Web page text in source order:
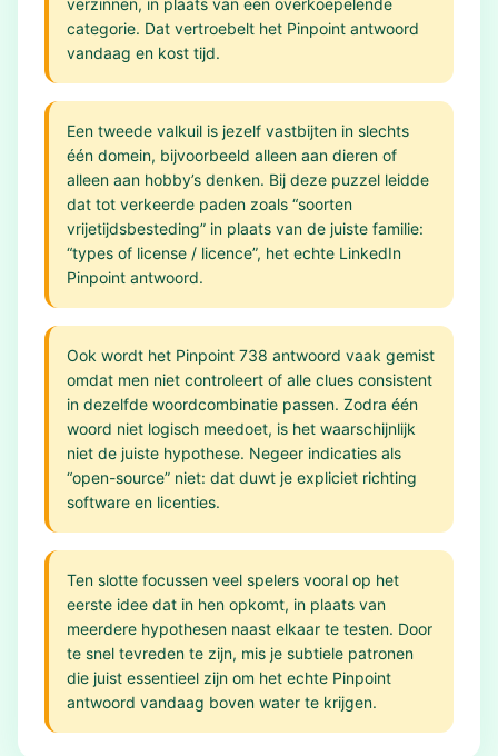
verzinnen, in plaats van een overkoepelende
categorie. Dat vertroebelt het Pinpoint antwoord
vandaag en kost tijd.
Een tweede valkuil is jezelf vastbijten in slechts
één domein, bijvoorbeeld alleen aan dieren of
alleen aan hobby’s denken. Bij deze puzzel leidde
dat tot verkeerde paden zoals “soorten
vrijetijdsbesteding” in plaats van de juiste familie:
“types of license / licence”, het echte LinkedIn
Pinpoint antwoord.
Ook wordt het Pinpoint 738 antwoord vaak gemist
omdat men niet controleert of alle clues consistent
in dezelfde woordcombinatie passen. Zodra één
woord niet logisch meedoet, is het waarschijnlijk
niet de juiste hypothese. Negeer indicaties als
“open-source” niet: dat duwt je expliciet richting
software en licenties.
Ten slotte focussen veel spelers vooral op het
eerste idee dat in hen opkomt, in plaats van
meerdere hypothesen naast elkaar te testen. Door
te snel tevreden te zijn, mis je subtiele patronen
die juist essentieel zijn om het echte Pinpoint
antwoord vandaag boven water te krijgen.